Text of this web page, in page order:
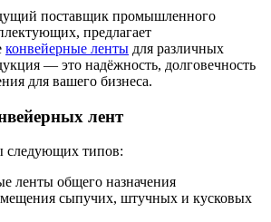
поставщик промышленного
предлагает
конвейерные ленты для различных
— это надёжность, долговечность
для вашего бизнеса.
лент
следующих типов:
ленты общего назначения
сыпучих, штучных и кусковых